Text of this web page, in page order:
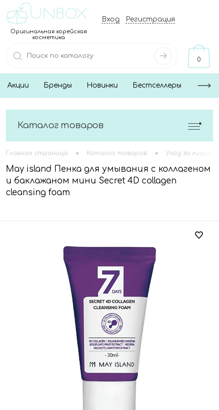
Оригинальная корейская
косметика
Вход Регистрация
0
Акции Бренды Новинки Бестселлеры
Каталог товаров
Главная страница • Каталог товаров • Уход за лицом
May island Пенка для умывания с коллагеном
и баклажаном мини Secret 4D collagen
cleansing foam